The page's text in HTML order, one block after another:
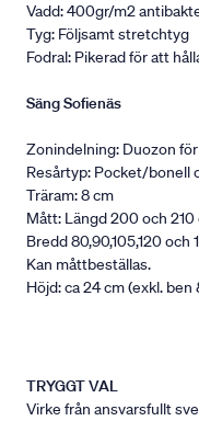
Vadd: 400gr/m2
Tyg: Följsamt stretchtyg
Fodral: Pikerad för att
Säng Sofienäs
Zonindelning: Duozon
Resårtyp: Pocket/bonell
Träram: 8 cm
Mått: Längd 200 och 210
Bredd 80,90,105,120 och
Kan måttbeställas.
Höjd: ca 24 cm (exkl.
TRYGGT VAL
Virke från ansvarsfullt